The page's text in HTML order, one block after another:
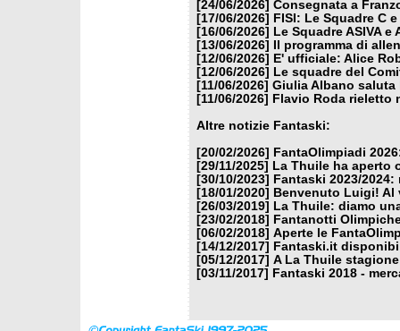
[24/06/2026] Consegnata a
[17/06/2026]
FISI: Le Squadre C
[16/06/2026]
Le Squadre ASIVA
[13/06/2026]
Il programma di
[12/06/2026]
E' ufficiale: Alice
[12/06/2026]
Le squadre del
[11/06/2026] Giulia Albano saluta
[11/06/2026]
Flavio Roda rieletto
Altre notizie Fantaski:
[20/02/2026]
FantaOlimpiadi
[29/11/2025]
La Thuile ha aperto
[30/10/2023]
Fantaski 2023/
[18/01/2020]
Benvenuto Luigi! Al
[26/03/2019]
La Thuile: diamo
[23/02/2018]
Fantanotti
[06/02/2018] Aperte le
[14/12/2017]
Fantaski.it
[05/12/2017] A La Thuile
[03/11/2017]
Fantaski 2018 -